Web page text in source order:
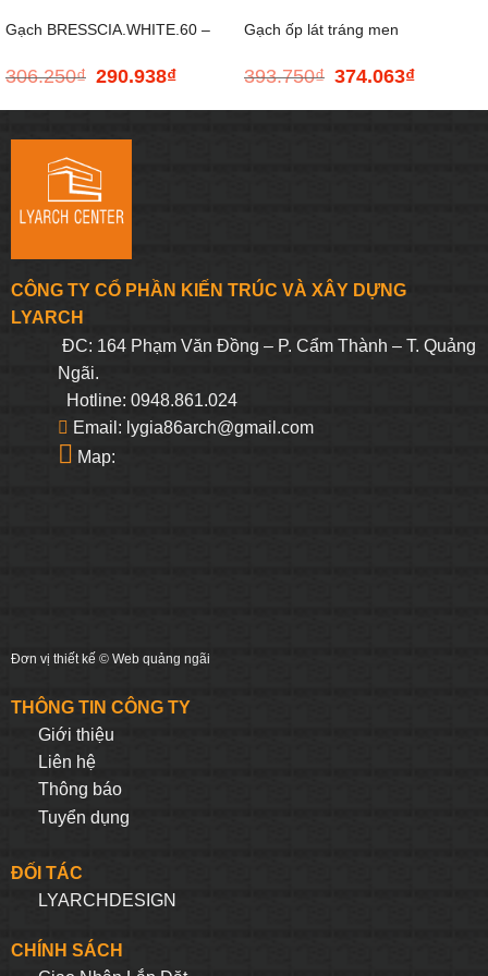
Gạch BRESSCIA.WHITE.60 –
306.250₫ Giá
306.250₫.
290.938₫Giá
Gạch ốp lát tráng men
393.750₫ Giá
374.063₫Giá
CÔNG TY CỔ PHẦN KIẾN TRÚC VÀ XÂY DỰNG
LYARCH
ĐC: 164 Phạm Văn Đồng – P. Cẩm Thành – T. Quảng
Ngãi.
Hotline: 0948.861.024
Email: lygia86arch@gmail.com
Map:
Đơn vị thiết kế © Web quảng ngãi
THÔNG TIN CÔNG TY
Giới thiệu
Liên hệ
Thông báo
Tuyển dụng
ĐỐI TÁC
LYARCHDESIGN
CHÍNH SÁCH